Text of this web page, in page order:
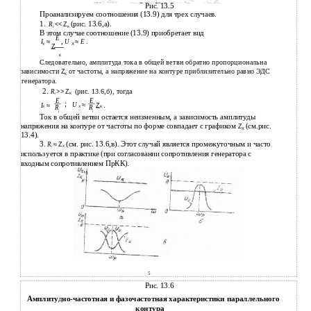
Рис. 13.5
Проанализируем соотношения (13.9) для трех случаев.
1. Ri << ΖΚ (рис. 13.6,а).
В этом случае соотношение (13.9) приобретает вид
IΧ ≈
Ζ
E , U Χ≈ E .
Κ
Следовательно, амплитуда тока в общей ветви обратно пропорциональна
зависимостиΖΚ от частоты, а напряжение на контуре приблизительно равно ЭДС
генератора.
(рис. 13.6,б), тогда
2. Ri>> ΖΚ
IΧ ≈
E ; UΧ≈
E
ΖΚ
R R
i i
Ток в общей ветви остается неизменным, а зависимость амплитуды
напряжения на контуре от частоты по форме совпадает с графиком ΖΧ (см.рис.
13.4).
3.Ri ≈ ΖΧ(см. рис. 13.6,в). Этот случай является промежуточным и часто
используется в практике (при согласовании сопротивления генератора с
входным сопротивлением ПрКК).
5
Рис. 13.6
Амплитудно-частотная и фазочастотная характеристики параллельного
контура